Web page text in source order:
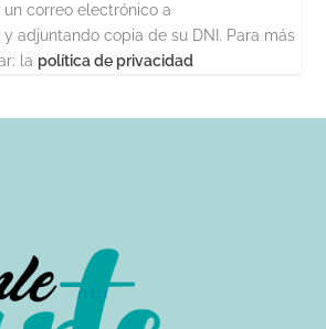
correo electrónico a
adjuntando copia de su DNI. Para más
la política de privacidad